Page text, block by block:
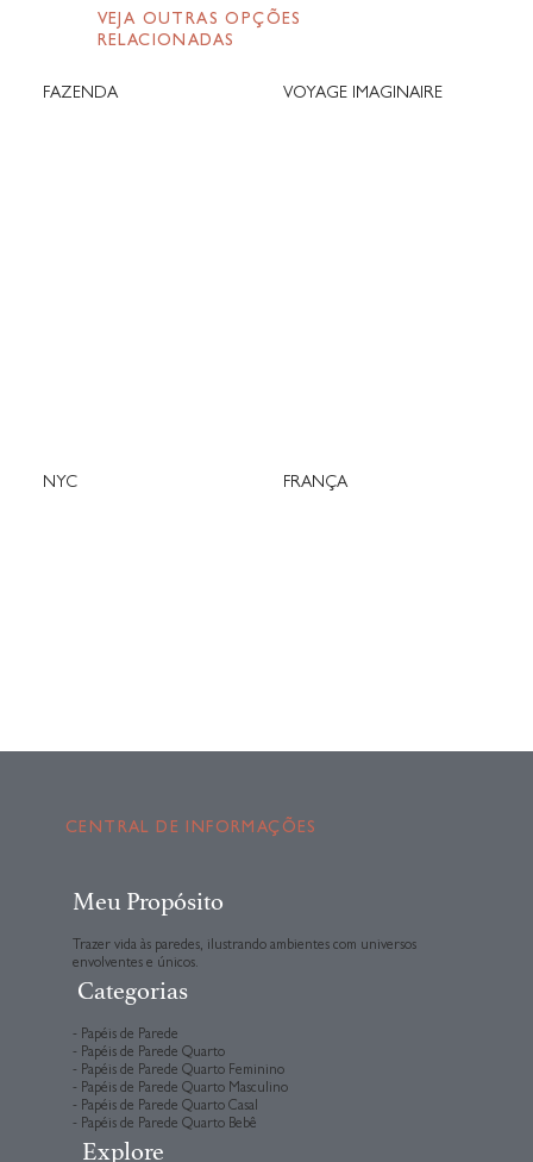
VEJA OUTRAS OPÇÕES
RELACIONADAS
FAZENDA VOYAGE IMAGINAIRE
NYC FRANÇA
CENTRAL DE INFORMAÇÕES
Meu Propósito
Trazer vida às paredes, ilustrando ambientes com universos
envolventes e únicos.
Categorias
- Papéis de Parede
- Papéis de Parede Quarto
- Papéis de Parede Quarto Feminino
- Papéis de Parede Quarto Masculino
- Papéis de Parede Quarto Casal
- Papéis de Parede Quarto Bebê
Explore